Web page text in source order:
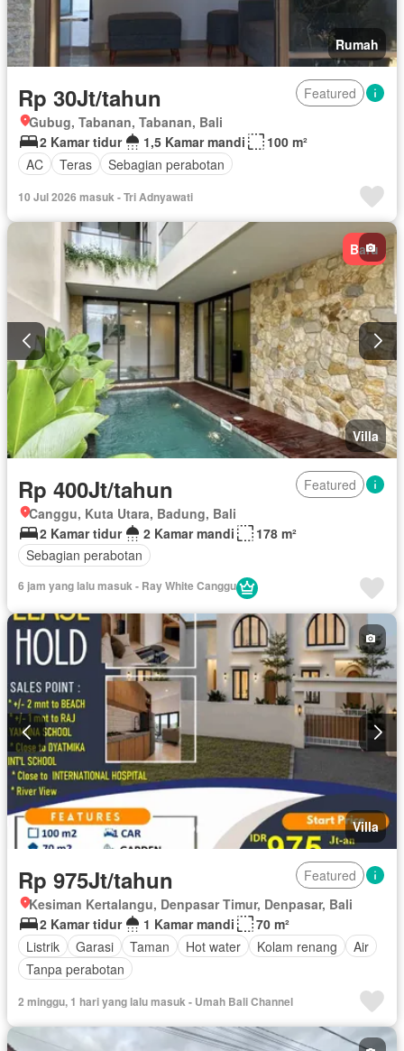
Rumah
Rp 30Jt/tahun
Featured
Gubug, Tabanan, Tabanan, Bali
2 Kamar tidur
1,5 Kamar mandi
100 m²
AC
Teras Sebagian perabotan
10 Jul 2026 masuk - Tri Adnyawati
Baru
Villa
Rp 400Jt/tahun
Featured
Canggu, Kuta Utara, Badung, Bali
2 Kamar tidur
2 Kamar mandi
178 m²
Sebagian perabotan
6 jam yang lalu masuk - Ray White Canggu
Villa
Rp 975Jt/tahun
Featured
Kesiman Kertalangu, Denpasar Timur, Denpasar, Bali
2 Kamar tidur
1 Kamar mandi
70 m²
Listrik
Garasi Taman Hot water Kolam renang
Air
Tanpa perabotan
2 minggu, 1 hari yang lalu masuk - Umah Bali Channel